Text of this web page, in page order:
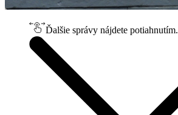
Ďalšie správy nájdete potiahnutím.